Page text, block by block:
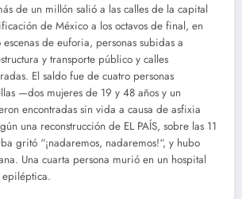
de un millón salió a las calles de la capital
de México a los octavos de final, en
de euforia, personas subidas a
y transporte público y calles
El saldo fue de cuatro personas
—dos mujeres de 19 y 48 años y un
encontradas sin vida a causa de asfixia
una reconstrucción de EL PAÍS, sobre las 11
gritó “¡nadaremos, nadaremos!“, y hubo
Una cuarta persona murió en un hospital